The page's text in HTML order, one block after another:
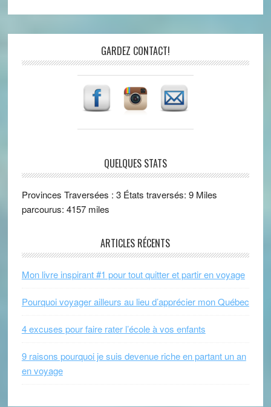
GARDEZ CONTACT!
QUELQUES STATS
Provinces Traversées : 3 États traversés: 9 Miles
parcourus: 4157 miles
ARTICLES RÉCENTS
Mon livre inspirant #1 pour tout quitter et partir en voyage
Pourquoi voyager ailleurs au lieu d’apprécier mon Québec
4 excuses pour faire rater l’école à vos enfants
9 raisons pourquoi je suis devenue riche en partant un an
en voyage